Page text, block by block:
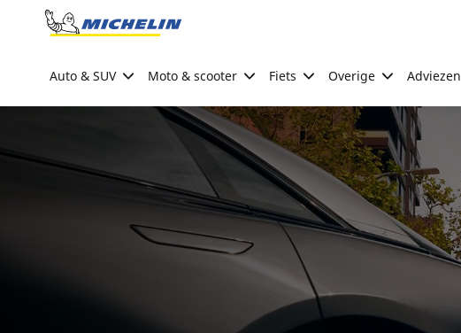
Go to page content
Auto & SUV Moto & scooter Fiets Overige Adviezen